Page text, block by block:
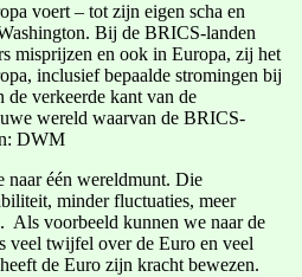
voert – tot zijn eigen scha en
Bij de BRICS-landen
misprijzen en ook in Europa, zij het
inclusief bepaalde stromingen bij
de verkeerde kant van de
wereld waarvan de BRICS-
DWM
naar één wereldmunt. Die
minder fluctuaties, meer
Als voorbeeld kunnen we naar de
twijfel over de Euro en veel
de Euro zijn kracht bewezen.